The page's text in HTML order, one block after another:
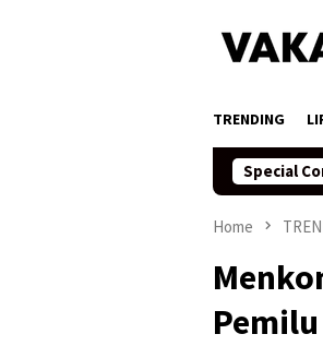
TRENDING
Special
Home